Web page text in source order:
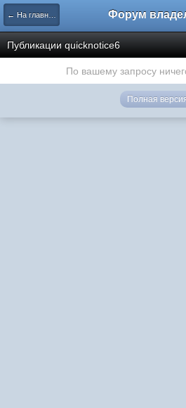
← На главную
Публикации quicknotice6
По вашему запросу
Полная